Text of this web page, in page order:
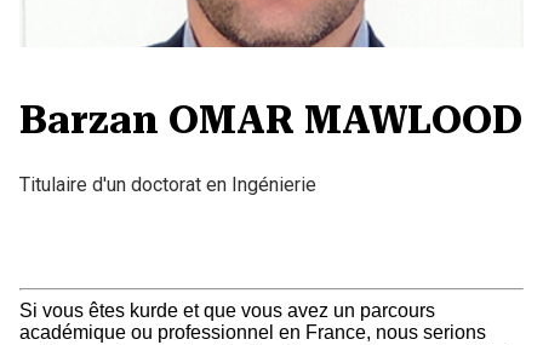
Barzan OMAR MAWLOOD
Titulaire d'un doctorat en Ingénierie
Si vous êtes kurde et que vous avez un parcours
académique ou professionnel en France, nous serions